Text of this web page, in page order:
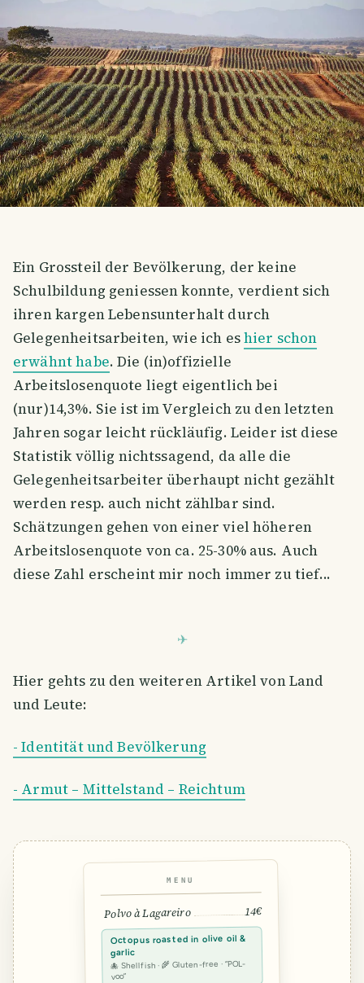
Ein Grossteil der Bevölkerung, der keine
Schulbildung geniessen konnte, verdient sich
ihren kargen Lebensunterhalt durch
Gelegenheitsarbeiten, wie ich eshier schon
erwähnt habe. Die (in)offizielle
Arbeitslosenquote liegt eigentlich bei
(nur)14,3%. Sie ist im Vergleich zu den letzten
Jahren sogar leicht rückläufig. Leider ist diese
Statistik völlig nichtssagend, da alle die
Gelegenheitsarbeiter überhaupt nicht gezählt
werden resp. auch nicht zählbar sind.
Schätzungen gehen von einer viel höheren
Arbeitslosenquote von ca. 25-30% aus. Auch
diese Zahl erscheint mir noch immer zu tief...
Hier gehts zu den weiteren Artikel von Land
und Leute:
- Identität und Bevölkerung
- Armut – Mittelstand – Reichtum
MENU
Polvo à Lagareiro 14€
Octopus roasted in olive oil &
garlic
🐙 Shellfish · 🌾 Gluten-free · “POL-
voo”